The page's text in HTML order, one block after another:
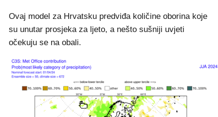
Ovaj model za Hrvatsku predviđa količine oborina koje
su unutar prosjeka za ljeto, a nešto sušniji uvjeti
očekuju se na obali.